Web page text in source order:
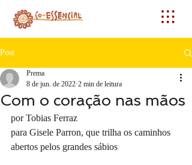
Post
Com o coração nas mãos
Prema
8 de jun. de 2022 2 min de leitura
por Tobias Ferraz
para Gisele Parron, que trilha os caminhos
abertos pelos grandes sábios